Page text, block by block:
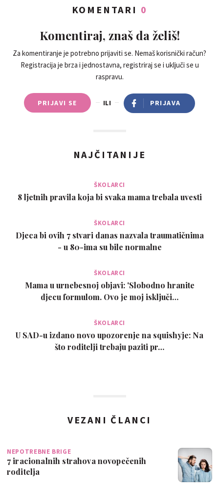
KOMENTARI 0
Komentiraj, znaš da želiš!
Za komentiranje je potrebno prijaviti se. Nemaš korisnički račun?
Registracija je brza i jednostavna, registriraj se i uključi se u
raspravu.
PRIJAVI SE ILI PRIJAVA
NAJČITANIJE
ŠKOLARCI
8 ljetnih pravila koja bi svaka mama trebala uvesti
ŠKOLARCI
Djeca bi ovih 7 stvari danas nazvala traumatičnima
- u 80-ima su bile normalne
ŠKOLARCI
Mama u urnebesnoj objavi: 'Slobodno hranite
djecu formulom. Ovo je moj isključi…
ŠKOLARCI
U SAD-u izdano novo upozorenje na squishyje: Na
što roditelji trebaju paziti pr…
VEZANI ČLANCI
NEPOTREBNE BRIGE
7 iracionalnih strahova novopečenih
roditelja